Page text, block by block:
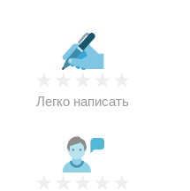
Легко написать